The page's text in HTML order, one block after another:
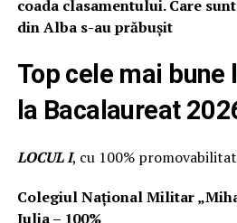
coada clasamentului. Care
din Alba s-au prăbușit
Top cele mai bune
la Bacalaureat
LOCUL I, cu 100%
Colegiul Național Militar
Iulia – 100%